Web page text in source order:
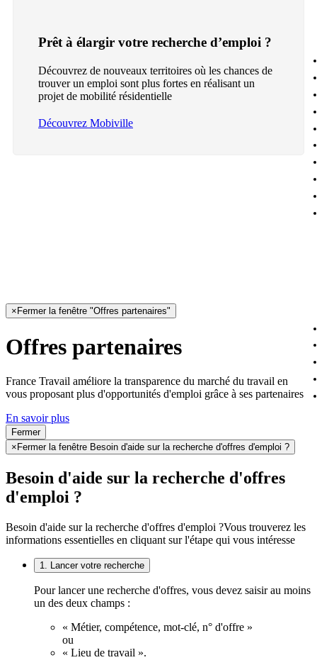
Prêt à élargir votre recherche d’emploi ?
Découvrez de nouveaux territoires où les chances de
trouver un emploi sont plus fortes en réalisant un
projet de mobilité résidentielle
Découvrez Mobiville
× Fermer la fenêtre "Offres partenaires"
Offres partenaires
France Travail améliore la transparence du marché du travail en
vous proposant plus d'opportunités d'emploi grâce à ses partenaires
En savoir plus
Fermer
× Fermer la fenêtre Besoin d'aide sur la recherche d'offres d'emploi ?
Besoin d'aide sur la recherche d'offres
d'emploi ?
Besoin d'aide sur la recherche d'offres d'emploi ?Vous trouverez les
informations essentielles en cliquant sur l'étape qui vous intéresse
1. Lancer votre recherche
Pour lancer une recherche d'offres, vous devez saisir au moins
un des deux champs :
« Métier, compétence, mot-clé, n° d'offre »
ou
« Lieu de travail ».